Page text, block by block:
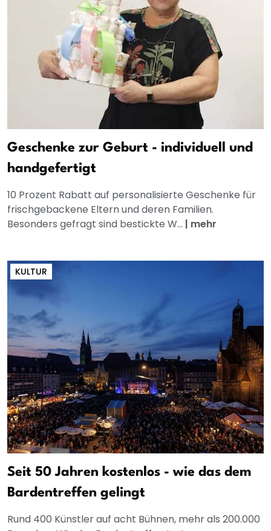
Geschenke zur Geburt - individuell und
handgefertigt
10 Prozent Rabatt auf personalisierte Geschenke für
frischgebackene Eltern und deren Familien.
Besonders gefragt sind bestickte W... | mehr
KULTUR
Seit 50 Jahren kostenlos - wie das dem
Bardentreffen gelingt
Rund 400 Künstler auf acht Bühnen, mehr als 200.000